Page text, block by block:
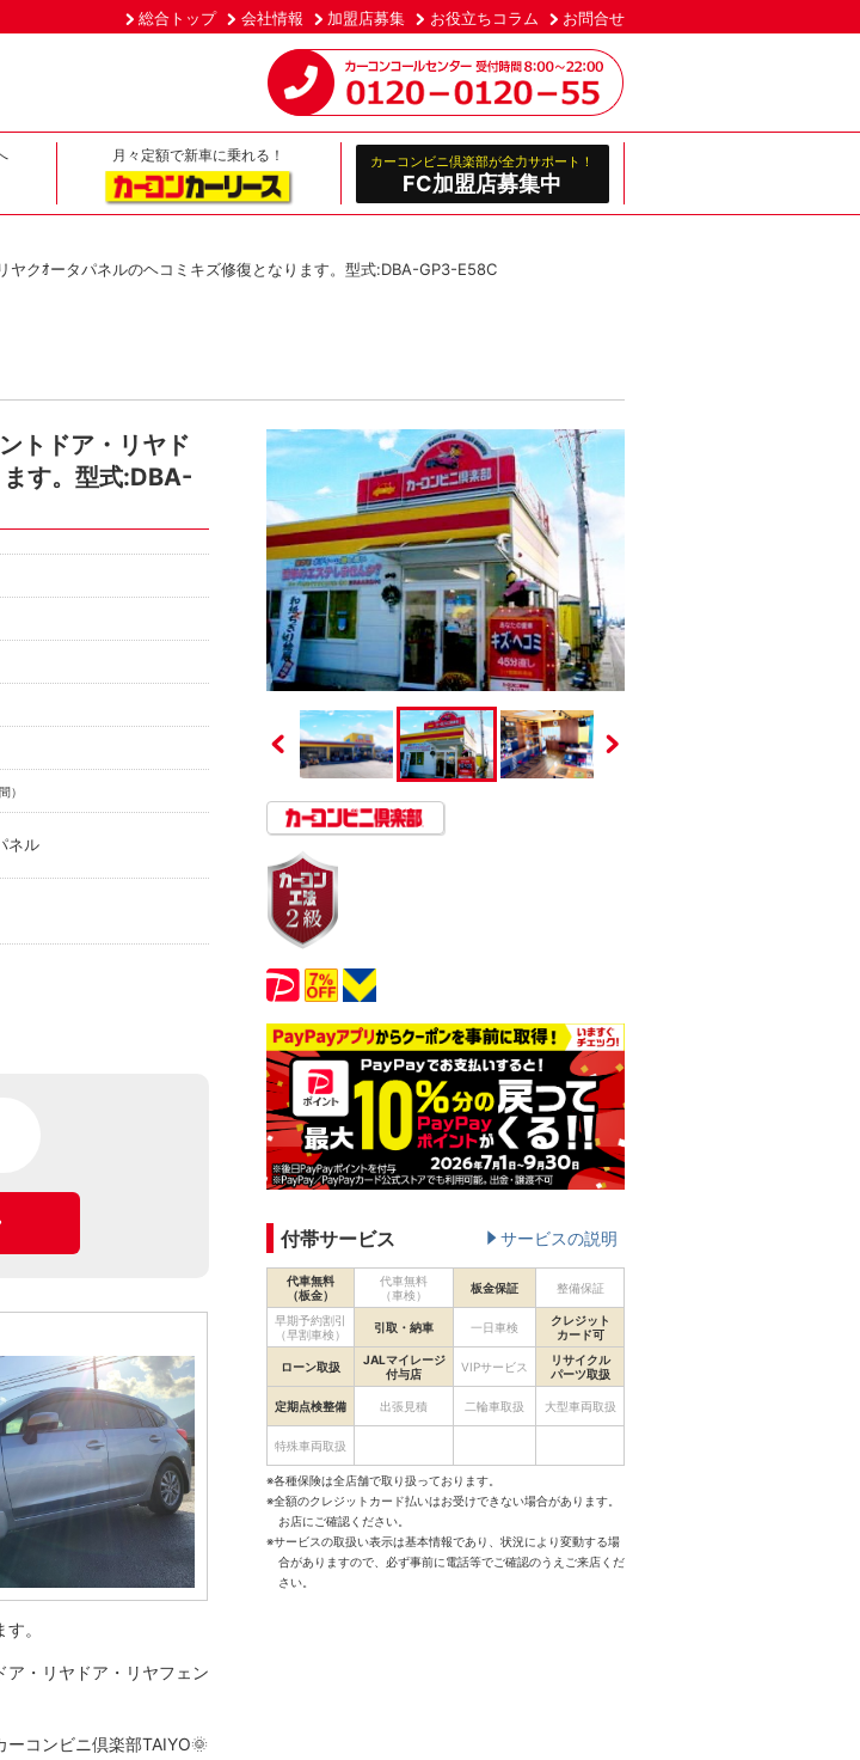
総合トップ 会社情報 加盟店募集 お役立ちコラム お問合せ
月々定額で新車に乗れる！ カーコンビニ倶楽部が全力サポート！
FC加盟店募集中
クｵータパネルのヘコミキズ修復となります。型式:DBA-GP3-E58C
トドア・リヤド
す。型式:DBA-
）
ネル
。
・リヤドア・リヤフェン
コンビニ倶楽部TAIYO🌞
付帯サービス サービスの説明
代車無料
（板金）
代車無料
（車検）
板金保証 整備保証
早期予約割引
（早割車検）
引取・納車 一日車検
クレジット
カード可
ローン取扱
JALマイレージ
付与店
VIPサービス
リサイクル
パーツ取扱
定期点検整備 出張見積 二輪車取扱 大型車両取扱
特殊車両取扱
※各種保険は全店舗で取り扱っております。
※全額のクレジットカード払いはお受けできない場合があります。
お店にご確認ください。
※サービスの取扱い表示は基本情報であり、状況により変動する場
合がありますので、必ず事前に電話等でご確認のうえご来店くだ
さい。